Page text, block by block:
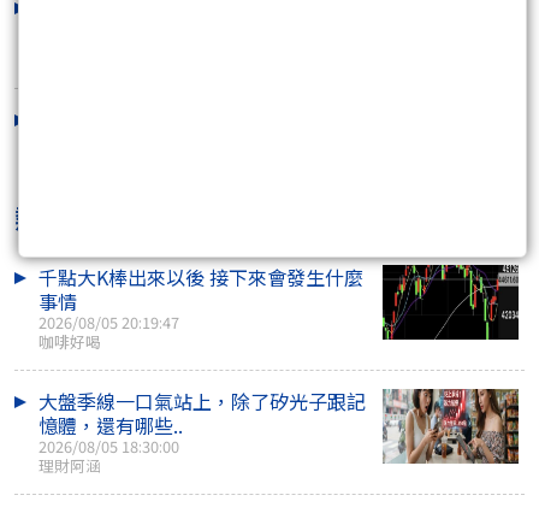
熱門焦點文章
千點大K棒出來以後 接下來會發生什麼
事情
2026/08/05 20:19:47
咖啡好喝
大盤季線一口氣站上，除了矽光子跟記
憶體，還有哪些..
2026/08/05 18:30:00
理財阿涵